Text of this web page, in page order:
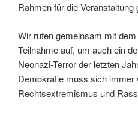
Rahmen für die Veranstaltung
Wir rufen gemeinsam mit
Teilnahme auf, um auch ein
Neonazi-Terror der letzten
Demokratie muss sich immer
Rechtsextremismus und